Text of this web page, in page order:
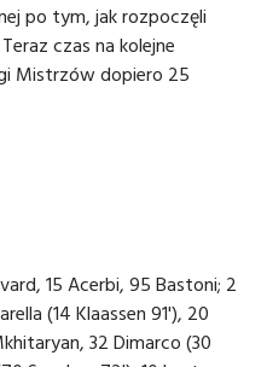
po tym, jak rozpoczęli
czas na kolejne
Mistrzów dopiero 25
15 Acerbi, 95 Bastoni; 2
(14 Klaassen 91'), 20
32 Dimarco (30